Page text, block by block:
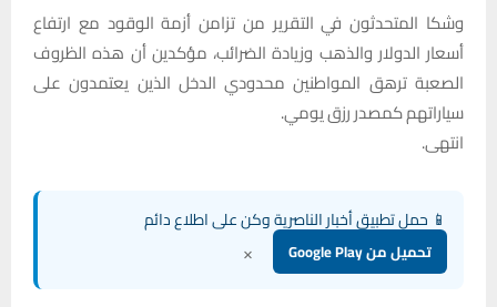
وشكا المتحدثون في التقرير من تزامن أزمة الوقود مع ارتفاع
أسعار الدولار والذهب وزيادة الضرائب، مؤكدين أن هذه الظروف
الصعبة ترهق المواطنين محدودي الدخل الذين يعتمدون على
سياراتهم كمصدر رزق يومي.
انتهى.
📱 حمل تطبيق أخبار الناصرية وكن على اطلاع دائم
تحميل من Google Play ×